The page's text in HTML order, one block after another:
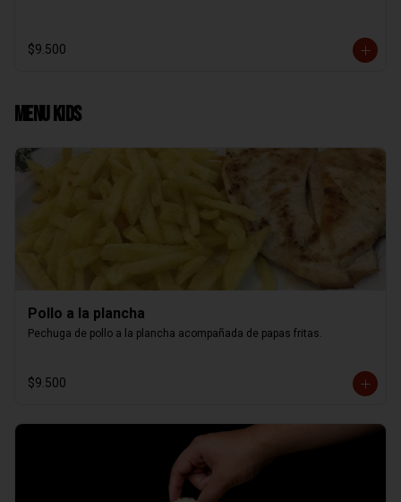
$9.500
Menu Kids
Pollo a la plancha
Pechuga de pollo a la plancha acompañada de papas fritas.
$9.500